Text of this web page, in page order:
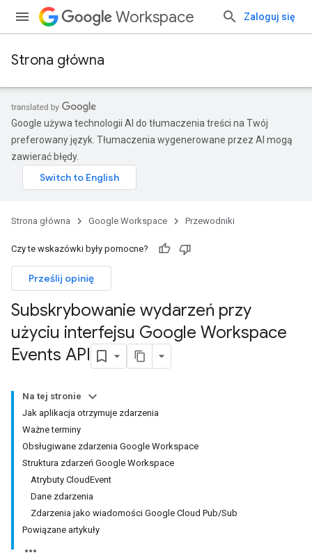
Workspace Zaloguj się
Strona główna
Google używa technologii AI do tłumaczenia treści na Twój
preferowany język. Tłumaczenia wygenerowane przez AI mogą
zawierać błędy.
Strona główna Google Workspace Przewodniki
Czy te wskazówki były pomocne?
Prześlij opinię
Subskrybowanie wydarzeń przy
użyciu interfejsu Google Workspace
Events API
Na tej stronie
Jak aplikacja otrzymuje zdarzenia
Ważne terminy
Obsługiwane zdarzenia Google Workspace
Struktura zdarzeń Google Workspace
Atrybuty CloudEvent
Dane zdarzenia
Zdarzenia jako wiadomości Google Cloud Pub/Sub
Powiązane artykuły